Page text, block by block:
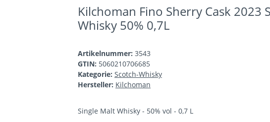
Kilchoman Fino Sherry Cask 2023
Whisky 50% 0,7L
Artikelnummer: 3543
GTIN: 5060210706685
Kategorie: Scotch-Whisky
Hersteller: Kilchoman
Single Malt Whisky - 50% vol - 0,7 L